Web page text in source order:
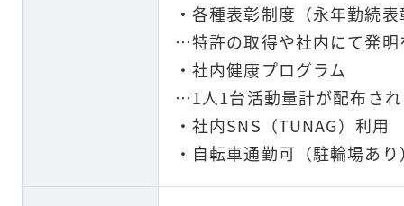
・各種表彰制度（永年勤続
…特許の取得や社内にて発
・社内健康プログラム
…1人1台活動量計が配布さ
・社内SNS（TUNAG）利用
・自転車通勤可（駐輪場あり